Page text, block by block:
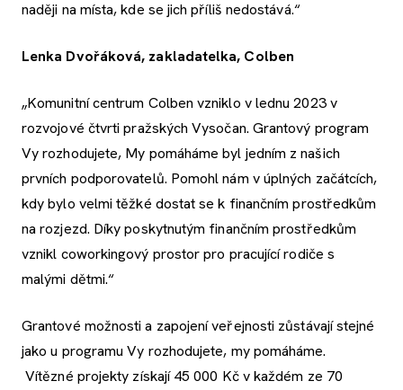
naději na místa, kde se jich příliš nedostává.“
Lenka Dvořáková, zakladatelka, Colben
„Komunitní centrum Colben vzniklo v lednu 2023 v
rozvojové čtvrti pražských Vysočan. Grantový program
Vy rozhodujete, My pomáháme byl jedním z našich
prvních podporovatelů. Pomohl nám v úplných začátcích,
kdy bylo velmi těžké dostat se k finančním prostředkům
na rozjezd. Díky poskytnutým finančním prostředkům
vznikl coworkingový prostor pro pracující rodiče s
malými dětmi.“
Grantové možnosti a zapojení veřejnosti zůstávají stejné
jako u programu Vy rozhodujete, my pomáháme.
Vítězné projekty získají 45 000 Kč v každém ze 70